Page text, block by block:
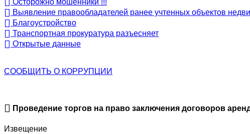
Осторожно мошенники !!!
Выявление правообладателей ранее учтенных объектов
Благоустройство
Транспортная прокуратура разъесняет
Открытые данные
СООБЩИТЬ О КОРРУПЦИИ
Проведение торгов на право заключения договоров
Извещение